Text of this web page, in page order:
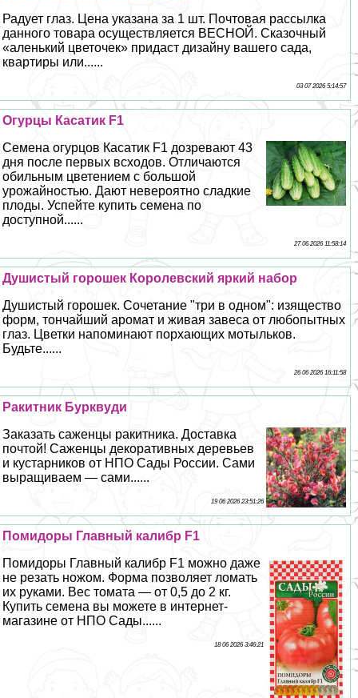
Радует глаз. Цена указана за 1 шт. Почтовая рассылка
данного товара осуществляется ВЕСНОЙ. Сказочный
«аленький цветочек» придаст дизайну вашего сада,
квартиры или......
03 07 2026 5:14:57
Огурцы Касатик F1
Семена огурцов Касатик F1 дозревают 43
дня после первых всходов. Отличаются
обильным цветением с большой
урожайностью. Дают невероятно сладкие
плоды. Успейте купить семена по
доступной......
27 06 2026 11:58:14
Душистый горошек Королевский яркий набор
Душистый горошек. Сочетание "три в одном": изящество
форм, тончайший аромат и живая завеса от любопытных
глаз. Цветки напоминают порхающих мотыльков.
Будьте......
26 06 2026 16:11:58
Paкитник Бурквуди
Заказать саженцы paкитника. Доставка
почтой! Саженцы декоративных деревьев
и кустарников от НПО Сады России. Сами
выращиваем — сами......
19 06 2026 23:51:26
Помидоры Главный калибр F1
Помидоры Главный калибр F1 можно даже
не резать ножом. Форма позволяет ломать
их руками. Вес томата — от 0,5 до 2 кг.
Купить семена вы можете в интернет-
магазине от НПО Сады......
18 06 2026 3:46:21